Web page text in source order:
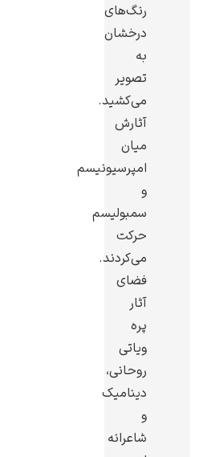
رنگ‌های
درخشان
به
تصویر
می‌کشید.
آثارش
میان
امپرسیونیسم
و
سمبولیسم
حرکت
می‌کردند.
فضای
آثار
پره
ویاتی
روحانی،
دینامیک
و
شاعرانه